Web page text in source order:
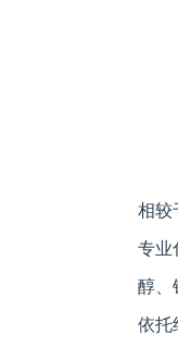
相较
专业
醇、
依托